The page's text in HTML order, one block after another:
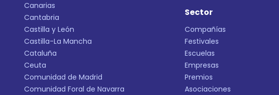
Canarias
Cantabria
Castilla y León
Castilla-La Mancha
Cataluña
Ceuta
Comunidad de Madrid
Comunidad Foral de Navarra
Sector
Compañías
Festivales
Escuelas
Empresas
Premios
Asociaciones